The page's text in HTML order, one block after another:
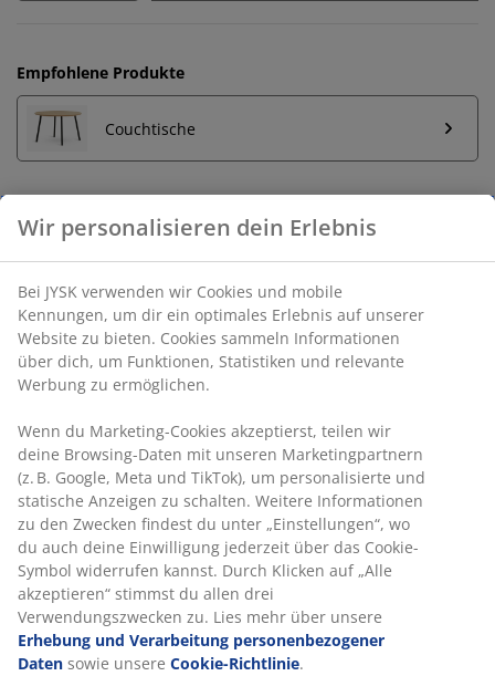
Empfohlene Produkte
Couchtische
Unbegrenzte Rückgabe
Keine zeitliche Begrenzung - Rückgabe in jeder JYSK-
Filiale
Preisgarantie
30 Tage Preisgarantie auf alle Artikel
Flexible Lieferoptionen
3-Sitzer-Sofa aus Kunstleder. Sitz- und Rückenpolster
aus Schaumstoff. Beine aus Massivholz. Kann
spiegelverkehrt aufgebaut werden. B216 x H78 x
T83/149 cm
Artikelnummer: 3670044
Aufbauanleitung
Wir personalisieren dein Erlebnis
Bei JYSK verwenden wir Cookies und mobile
Kennungen, um dir ein optimales Erlebnis auf unserer
Website zu bieten. Cookies sammeln Informationen
über dich, um Funktionen, Statistiken und relevante
Werbung zu ermöglichen.
Wenn du Marketing-Cookies akzeptierst, teilen wir
deine Browsing-Daten mit unseren Marketingpartnern
(z. B. Google, Meta und TikTok), um personalisierte und
statische Anzeigen zu schalten. Weitere Informationen
zu den Zwecken findest du unter „Einstellungen“, wo
du auch deine Einwilligung jederzeit über das Cookie-
Symbol widerrufen kannst. Durch Klicken auf „Alle
akzeptieren“ stimmst du allen drei
Verwendungszwecken zu. Lies mehr über unsere
Erhebung und Verarbeitung personenbezogener
Daten sowie unsere Cookie-Richtlinie.